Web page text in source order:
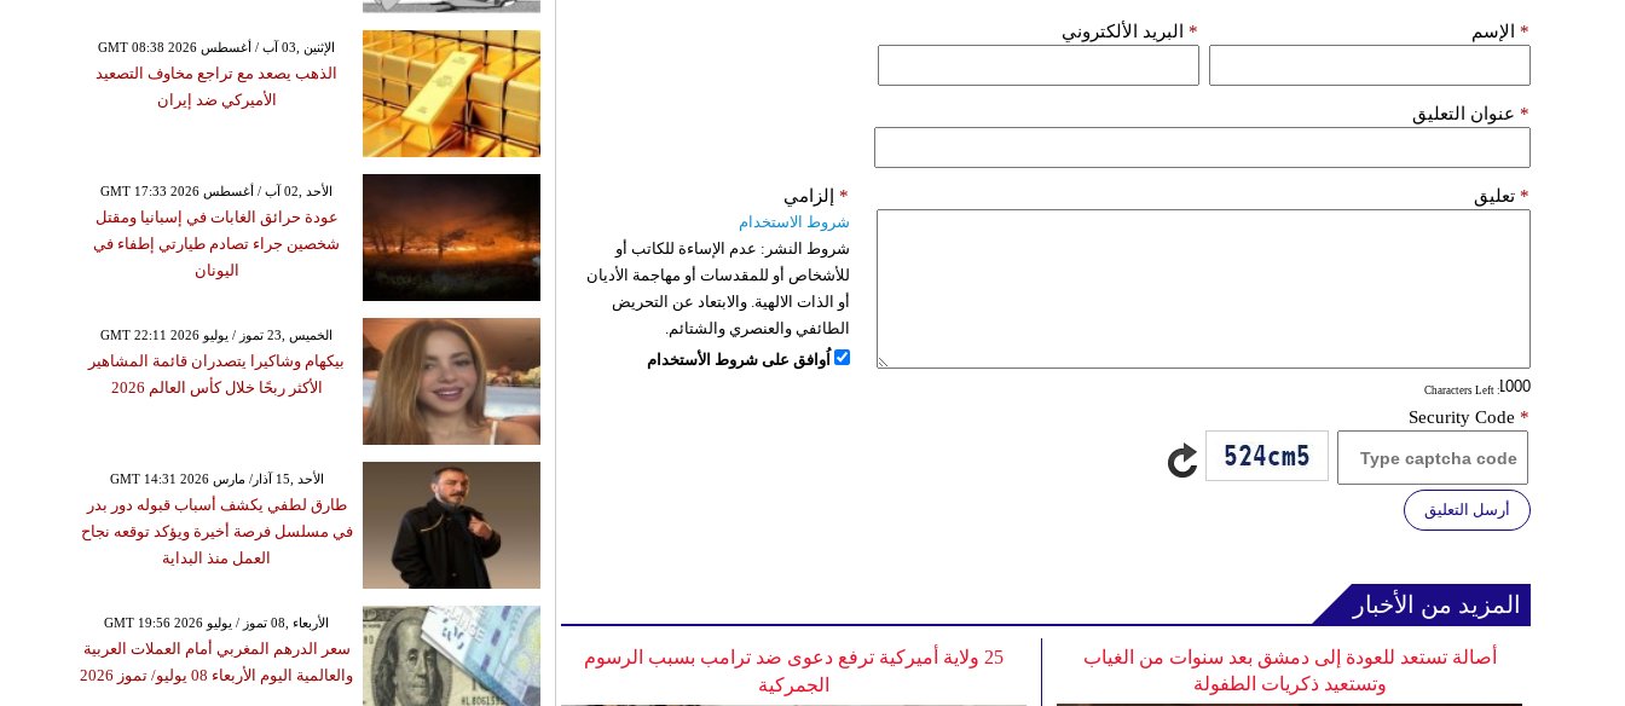
الإسم * البريد الألكتروني *
عنوان التعليق *
تعليق *
: Characters Left
إلزامي *
شروط الاستخدام
شروط النشر: عدم الإساءة للكاتب أو
للأشخاص أو للمقدسات أو مهاجمة الأديان
أو الذات الالهية. والابتعاد عن التحريض
الطائفي والعنصري والشتائم.
اُوافق على شروط الأستخدام
Security Code *
أرسل التعليق
المزيد من الأخبار
25 ولاية أميركية ترفع دعوى ضد ترامب بسبب الرسوم
الجمركية
أصالة تستعد للعودة إلى دمشق بعد سنوات من الغياب
وتستعيد ذكريات الطفولة
GMT 08:38 2026 الإثنين ,03 آب / أغسطس
الذهب يصعد مع تراجع مخاوف التصعيد
الأميركي ضد إيران
GMT 17:33 2026 الأحد ,02 آب / أغسطس
عودة حرائق الغابات في إسبانيا ومقتل
شخصين جراء تصادم طيارتي إطفاء في
اليونان
GMT 22:11 2026 الخميس ,23 تموز / يوليو
بيكهام وشاكيرا يتصدران قائمة المشاهير
الأكثر ربحًا خلال كأس العالم 2026
GMT 14:31 2026 الأحد ,15 آذار/ مارس
طارق لطفي يكشف أسباب قبوله دور بدر
في مسلسل فرصة أخيرة ويؤكد توقعه نجاح
العمل منذ البداية
GMT 19:56 2026 الأربعاء ,08 تموز / يوليو
سعر الدرهم المغربي أمام العملات العربية
والعالمية اليوم الأربعاء 08 يوليو/ تموز 2026